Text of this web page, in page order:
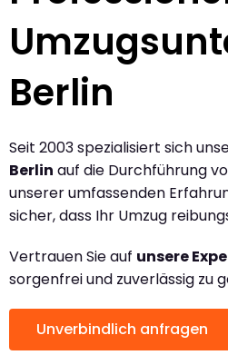
Berlin
Seit 2003 spezialisiert sich
Berlin auf die Durchführung
unserer umfassenden
sicher, dass Ihr Umzug
Vertrauen Sie auf unsere
sorgenfrei und zuverlässig zu
Unverbindlich anfragen